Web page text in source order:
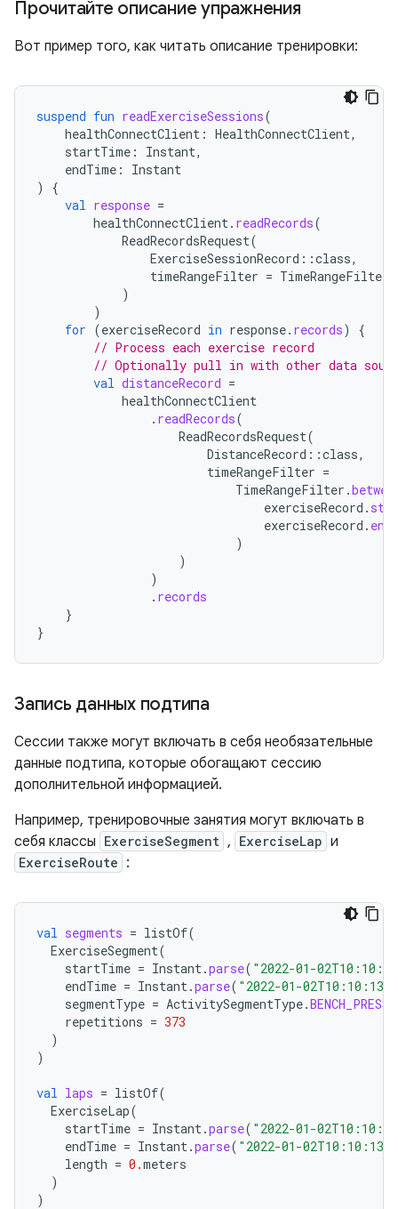
Прочитайте описание упражнения
Вот пример того, как читать описание тренировки:
suspend fun readExerciseSessions(
healthConnectClient : HealthConnectClient,
startTime : Instant,
endTime :
Instant
)
{
val response =
healthConnectClient. readRecords(
ReadRecordsRequest(
ExerciseSessionRecord ::class,
timeRangeFilter = TimeRangeFilter
)
)
for (exerciseRecord in response. records)
{
// Process each exercise record
// Optionally pull in with other data
val distanceRecord =
healthConnectClient
. readRecords(
ReadRecordsRequest(
DistanceRecord ::class,
timeRangeFilter =
TimeRangeFilter .
exerciseRecord .
exerciseRecord .
)
)
)
. records
}
}
Запись данных подтипа
Сессии также могут включать в себя необязательные
данные подтипа, которые обогащают сессию
дополнительной информацией.
Например, тренировочные занятия могут включать в
себя классы ExerciseSegment , ExerciseLap и
ExerciseRoute :
val segments = listOf(
ExerciseSegment(
startTime = Instant.parse( "2022-01-
endTime = Instant.parse( "2022-01-02T10:10:13Z"
segmentType = ActivitySegmentType.BENCH_PRESS
repetitions = 373
)
)
val laps = listOf(
ExerciseLap(
startTime = Instant.parse( "2022-01-
endTime = Instant.parse( "2022-01-02T10:10:13Z"
length = 0.meters
)
)